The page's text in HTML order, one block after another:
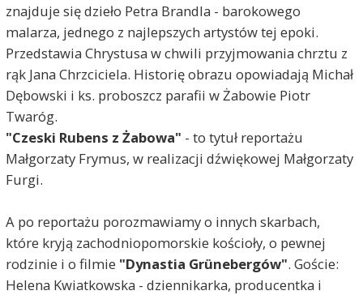
znajduje się dzieło Petra Brandla - barokowego
malarza, jednego z najlepszych artystów tej epoki.
Przedstawia Chrystusa w chwili przyjmowania chrztu z
rąk Jana Chrzciciela. Historię obrazu opowiadają Michał
Dębowski i ks. proboszcz parafii w Żabowie Piotr
Twaróg.
"Czeski Rubens z Żabowa" - to tytuł reportażu
Małgorzaty Frymus, w realizacji dźwiękowej Małgorzaty
Furgi.
A po reportażu porozmawiamy o innych skarbach,
które kryją zachodniopomorskie kościoły, o pewnej
rodzinie i o filmie "Dynastia Grünebergów". Goście:
Helena Kwiatkowska - dziennikarka, producentka i